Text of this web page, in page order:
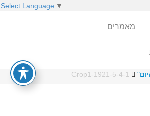
Select Language ▼
מאמרים
1921-5-4-1-Crop1